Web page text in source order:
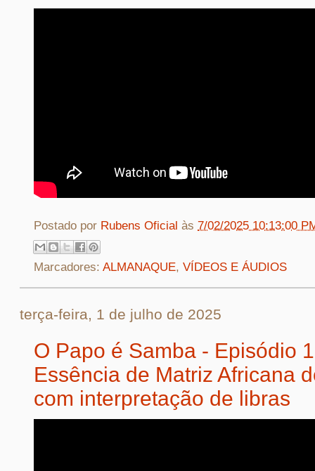
Postado por Rubens Oficial às 7/02/2025 10:13:00
Marcadores: ALMANAQUE, VÍDEOS E ÁUDIOS
terça-feira, 1 de julho de 2025
O Papo é Samba - Episódio
Essência de Matriz Africana
com interpretação de libras